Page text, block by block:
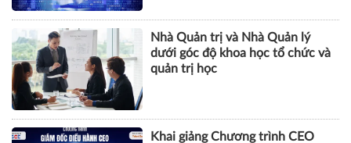
Nhà Quản trị và Nhà Quản lý
dưới góc độ khoa học tổ chức và
quản trị học
Khai giảng Chương trình CEO